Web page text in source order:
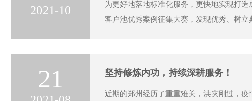
2021-10
为更好地落地标准化服务，更快地实现打
客户池优秀案例征集大赛，发现优秀、树
21 坚持修炼内功，持续深耕服务！
近期的郑州经历了重重难关，洪灾刚过，